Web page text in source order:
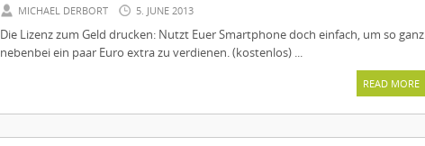
MICHAEL DERBORT 5. JUNE 2013
Die Lizenz zum Geld drucken: Nutzt Euer Smartphone doch einfach, um so ganz
nebenbei ein paar Euro extra zu verdienen. (kostenlos) ...
READ MORE